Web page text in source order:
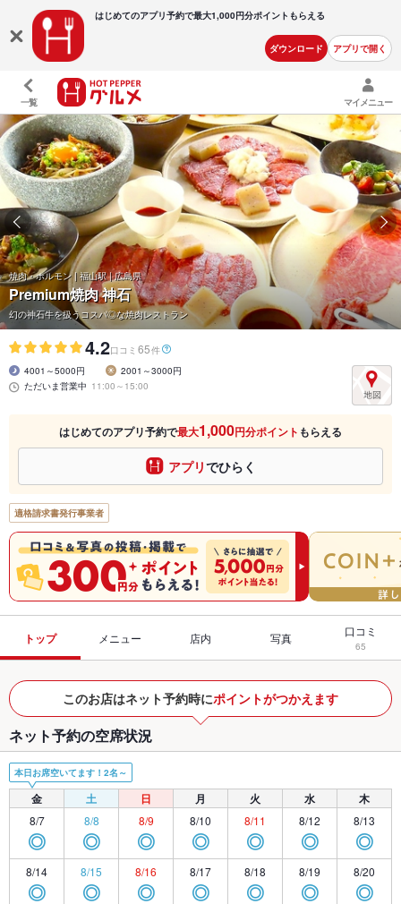
はじめてのアプリ予約で最大1,000円分ポイントもらえる
ダウンロード アプリで開く
一覧 マイメニュー
焼肉・ホルモン | 福山駅 | 広島県
Premium焼肉 神石
幻の神石牛を扱うコスパ◎な焼肉レストラン
4.2口コミ 65件
4001～5000円
2001～3000円
ただいま営業中 11:00～15:00
はじめてのアプリ予約で最大1,000円分ポイント もらえる
アプリでひらく
適格請求書発行事業者
トップ メニュー 店内 写真 口コミ
65
このお店はネット予約時にポイントがつかえます
ネット予約の空席状況
本日お席空いてます！2名～
金 土 日 月 火 水 木
8/7
◎
8/8
◎
8/9
◎
8/10
◎
8/11
◎
8/12
◎
8/13
◎
8/14
◎
8/15
◎
8/16
◎
8/17
◎
8/18
◎
8/19
◎
8/20
◎